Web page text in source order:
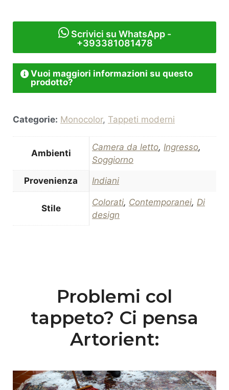
Scrivici su WhatsApp -
+393381081478
Vuoi maggiori informazioni su questo
prodotto?
Categorie: Monocolor, Tappeti moderni
Ambienti
Camera da letto, Ingresso,
Soggiorno
Provenienza Indiani
Stile
Colorati, Contemporanei, Di
design
Problemi col
tappeto? Ci pensa
Artorient: